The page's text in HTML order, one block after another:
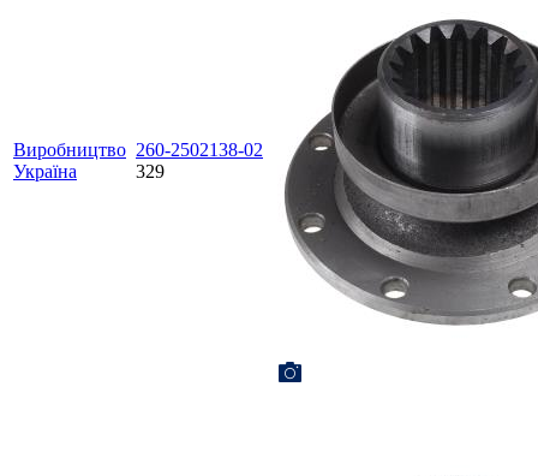
Виробництво
Україна
260-2502138-02
329